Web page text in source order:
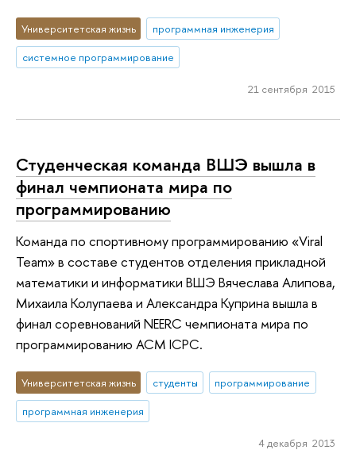
Университетская жизнь
программная инженерия
системное программирование
21 сентября 2015
Студенческая команда ВШЭ вышла в
финал чемпионата мира по
программированию
Команда по спортивному программированию «Viral
Team» в составе студентов отделения прикладной
математики и информатики ВШЭ Вячеслава Алипова,
Михаила Колупаева и Александра Куприна вышла в
финал соревнований NEERC чемпионата мира по
программированию ACM ICPC.
Университетская жизнь студенты
программирование
программная инженерия
4 декабря 2013